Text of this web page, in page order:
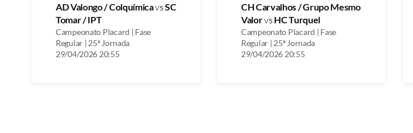
AD Valongo / ColquímicavsSC
Tomar / IPT
Campeonato Placard | Fase
Regular | 25ª Jornada
29/04/2026 20:55
CH Carvalhos / Grupo Mesmo
Valorvs HC Turquel
Campeonato Placard | Fase
Regular | 25ª Jornada
29/04/2026 20:55